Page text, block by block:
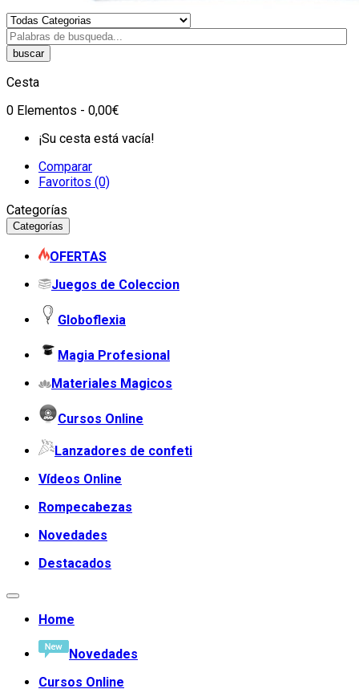
buscar
Cesta
0 Elementos - 0,00€
¡Su cesta está vacía!
Comparar
Favoritos (0)
Categorías
Categorías
OFERTAS
Juegos de Coleccion
Globoflexia
Magia Profesional
Materiales Magicos
Cursos Online
Lanzadores de confeti
Vídeos Online
Rompecabezas
Novedades
Destacados
Home
Novedades
Cursos Online